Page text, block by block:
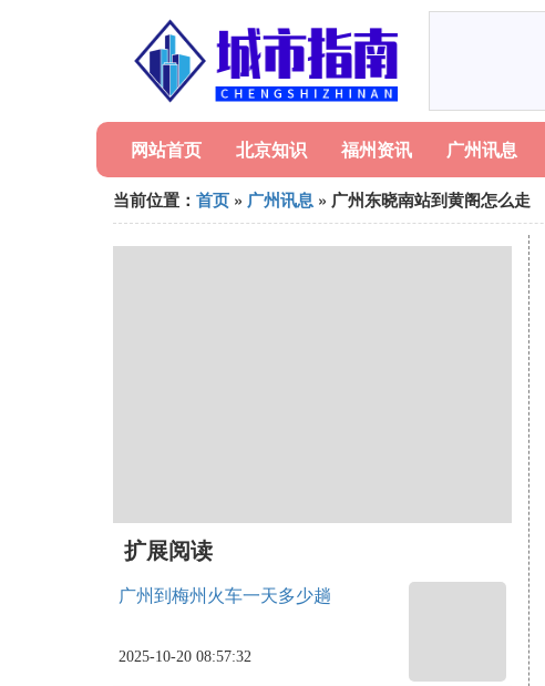
网站首页 北京知识 福州资讯 广州讯息
当前位置： 首页 » 广州讯息 » 广州东晓南站到黄阁怎么走
扩展阅读
广州到梅州火车一天多少趟
2025-10-20 08:57:32